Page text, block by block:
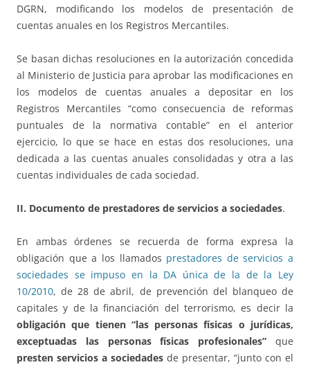
DGRN, modificando los modelos de presentación de
cuentas anuales en los Registros Mercantiles.
Se basan dichas resoluciones en la autorización concedida
al Ministerio de Justicia para aprobar las modificaciones en
los modelos de cuentas anuales a depositar en los
Registros Mercantiles “como consecuencia de reformas
puntuales de la normativa contable” en el anterior
ejercicio, lo que se hace en estas dos resoluciones, una
dedicada a las cuentas anuales consolidadas y otra a las
cuentas individuales de cada sociedad.
II. Documento de prestadores de servicios a sociedades.
En ambas órdenes se recuerda de forma expresa la
obligación que a los llamados prestadores de servicios a
sociedades se impuso en la DA única de la de la Ley
10/2010, de 28 de abril, de prevención del blanqueo de
capitales y de la financiación del terrorismo, es decir la
obligación que tienen “las personas físicas o jurídicas,
exceptuadas las personas físicas profesionales” que
presten servicios a sociedades de presentar, “junto con el